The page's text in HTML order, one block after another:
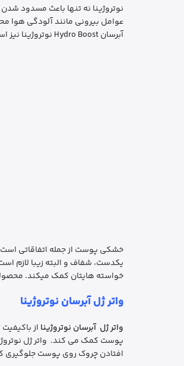
آبرسان Hydro Boost نوتروژینا نیز استفاده کنید.
خشکی پوست از جمله اتفاقاتی
یکدست، شفاف و البته زیبا لازم
خواسته هایتان کمک میکند.
واتر ژل آبرسان نوتروژینا
واتر ژل آبرسان نوتروژینا از
پوست کمک می کند. واتر ژل
افتادن چروک روی پوست